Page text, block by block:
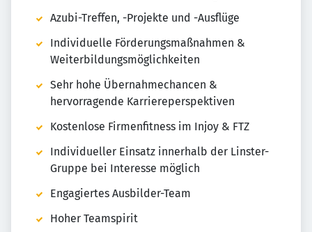
Azubi-Treffen, -Projekte und -Ausflüge
Individuelle Förderungsmaßnahmen &
Weiterbildungsmöglichkeiten
Sehr hohe Übernahmechancen &
hervorragende Karriereperspektiven
Kostenlose Firmenfitness im Injoy & FTZ
Individueller Einsatz innerhalb der Linster-
Gruppe bei Interesse möglich
Engagiertes Ausbilder-Team
Hoher Teamspirit